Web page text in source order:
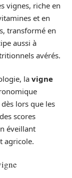
vignes, riche en
et en
transformé en
aussi à
avérés.
la vigne
lors que les
scores
éveillant
agricole.